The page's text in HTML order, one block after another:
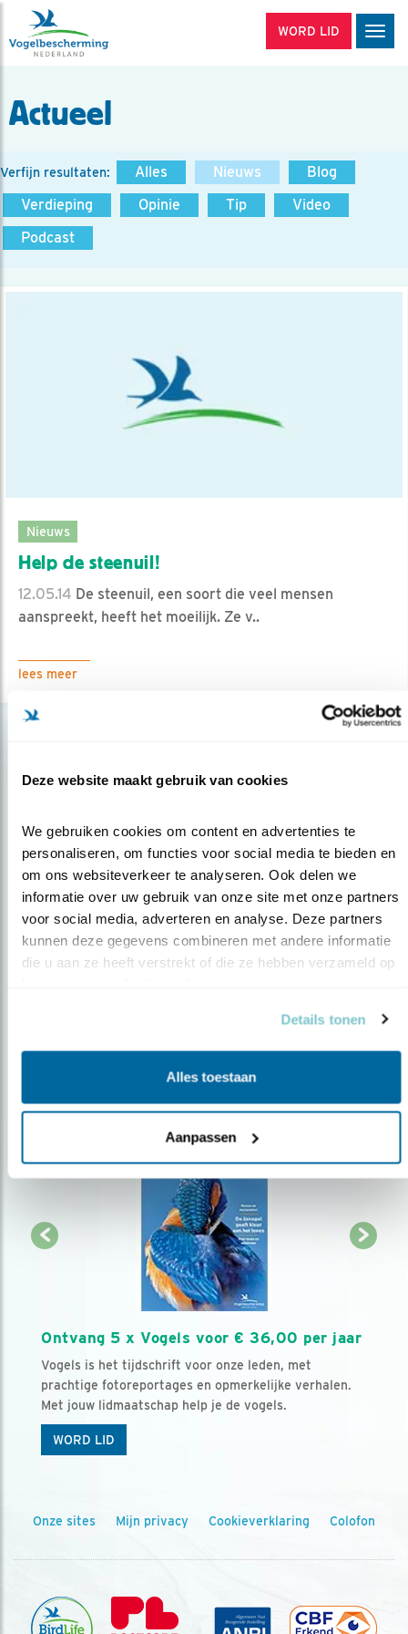
Deze website maakt gebruik van cookies
We gebruiken cookies om content en advertenties te
personaliseren, om functies voor social media te bieden en
om ons websiteverkeer te analyseren. Ook delen we
informatie over uw gebruik van onze site met onze partners
voor social media, adverteren en analyse. Deze partners
kunnen deze gegevens combineren met andere informatie
die u aan ze heeft verstrekt of die ze hebben verzameld op
Details tonen
Alles toestaan
Aanpassen
WORD LID
Actueel
Verfijn resultaten: Alles Nieuws
Blog
Verdieping
Opinie Tip
Video
Podcast
Nieuws
Help de steenuil!
12.05.14 De steenuil, een soort die veel mensen
aanspreekt, heeft het moeilijk. Ze v..
lees meer
Op de hoogte blijven?
over vogels en activiteiten van Vogelbescherming.
AANMELDEN VOGELNIEUWS
Ontvang 5 x Vogels voor € 36,00 per jaar
Vogels is het tijdschrift voor onze leden, met
prachtige fotoreportages en opmerkelijke verhalen.
Met jouw lidmaatschap help je de vogels.
WORD LID
Onze sites Mijn privacy Cookieverklaring Colofon